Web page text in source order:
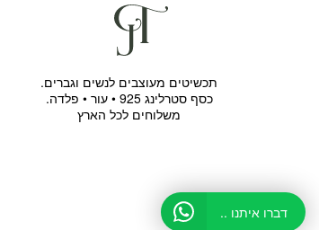
תכשיטים מעוצבים לנשים וגברים.
כסף סטרלינג 925 • עור • פלדה.
משלוחים לכל הארץ
דברו איתנו ..